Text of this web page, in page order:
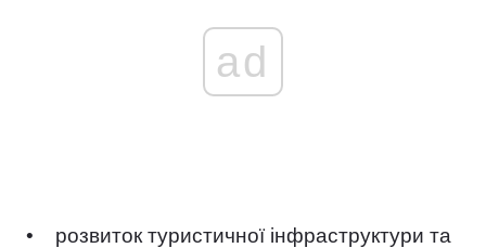
ad
• розвиток туристичної інфраструктури та